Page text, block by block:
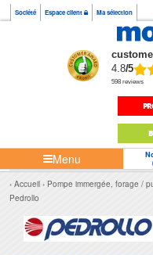
Société Espace client Ma sélection
4.8/5
598 reviews
Menu
Accueil Pompe immergée, forage /
Pedrollo